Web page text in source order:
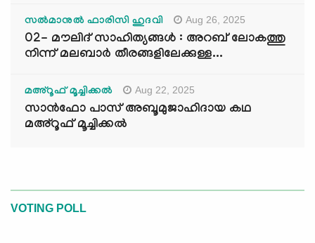
സൽമാനുൽ ഫാരിസി ഹുദവി Aug 26, 2025
02- മൗലിദ് സാഹിത്യങ്ങൾ : അറബ് ലോകത്തു
നിന്ന് മലബാർ തീരങ്ങളിലേക്കുള്ള...
മഅ്റൂഫ് മൂച്ചിക്കല്‍ Aug 22, 2025
സാൻഫോ പാസ് അബൂമുജാഹിദായ കഥ
മഅ്റൂഫ് മൂച്ചിക്കല്‍
VOTING POLL